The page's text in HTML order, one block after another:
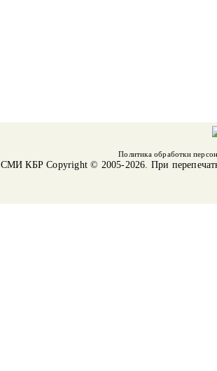
Политика обработки
СМИ КБРCopyright © 2005-2026. При